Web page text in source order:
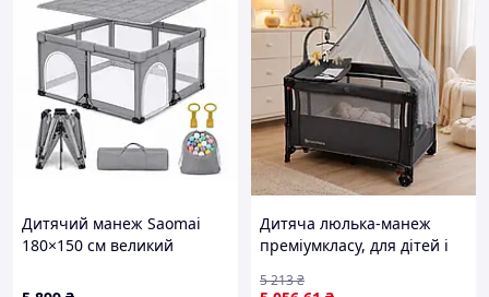
Дитячий манеж Saomai
180×150 см великий
матрацом, москітною
Дитяча люлька-манеж
преміумкласу, для дітей і
з пеленальним столиком
5 213₴